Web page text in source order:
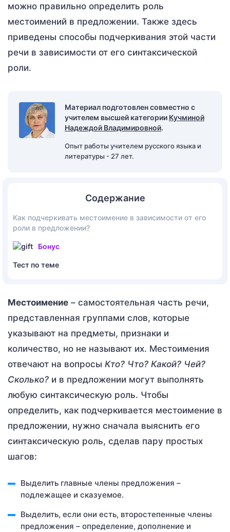
можно правильно определить роль
местоимений в предложении. Также здесь
приведены способы подчеркивания этой части
речи в зависимости от его синтаксической
роли.
Материал подготовлен совместно с
учителем высшей категории Кучминой
Надеждой Владимировной.
Опыт работы учителем русского языка и
литературы - 27 лет.
Содержание
Как подчеркивать местоимение в зависимости от его
роли в предложении?
Бонус
Тест по теме
Местоимение – самостоятельная часть речи,
представленная группами слов, которые
указывают на предметы, признаки и
количество, но не называют их. Местоимения
отвечают на вопросы Кто? Что? Какой? Чей?
Сколько? и в предложении могут выполнять
любую синтаксическую роль. Чтобы
определить, как подчеркивается местоимение в
предложении, нужно сначала выяснить его
синтаксическую роль, сделав пару простых
шагов:
Выделить главные члены предложения –
подлежащее и сказуемое.
Выделить, если они есть, второстепенные члены
предложения – определение, дополнение и